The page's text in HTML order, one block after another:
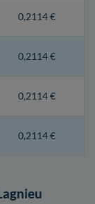
0,2114 €
0,2114 €
0,2114 €
0,2114 €